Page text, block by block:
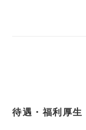
待遇・福利厚生